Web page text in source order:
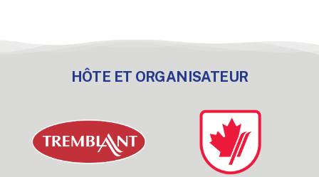
HÔTE ET ORGANISATEUR